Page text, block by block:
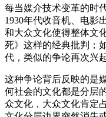
每当媒介技术变革的时
1930年代收音机、电影
和大众文化使得整体文
死》这样的经典批判；
代，类似的争论再次兴起
这种争论背后反映的是
何社会的文化都是分层
众文化，大众文化肯定